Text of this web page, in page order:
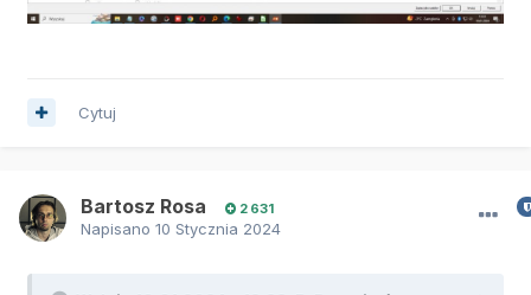
Cytuj
Bartosz Rosa 2 631
Napisano 10 Stycznia 2024